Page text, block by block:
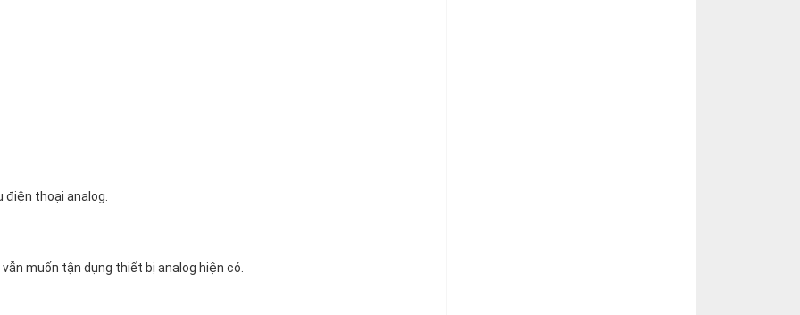
điện thoại analog.
muốn tận dụng thiết bị analog hiện có.